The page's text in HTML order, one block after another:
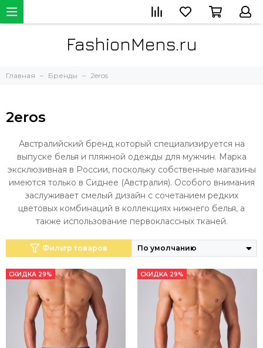
FashionMens.ru
Главная Бренды 2eros
2eros
Австралийский бренд который специализируется на
выпуске белья и пляжной одежды для мужчин. Марка
эксклюзивная в России, поскольку собственные магазины
имеются только в Сиднее (Австралия). Особого внимания
заслуживает смелый дизайн с сочетанием редких
цветовых комбинаций в коллекциях нижнего белья, а
также использование первоклассных тканей.
Фильтр товаров
СКИДКА 29% СКИДКА 29%